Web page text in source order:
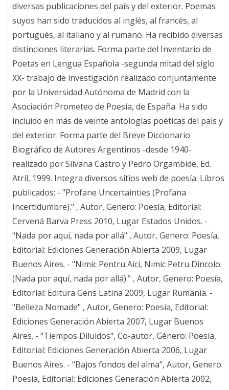
diversas publicaciones del país y del exterior. Poemas
suyos han sido traducidos al inglés, al francés, al
portugués, al italiano y al rumano. Ha recibido diversas
distinciones literarias. Forma parte del Inventario de
Poetas en Lengua Española -segunda mitad del siglo
XX- trabajo de investigación realizado conjuntamente
por la Universidad Autónoma de Madrid con la
Asociación Prometeo de Poesía, de España. Ha sido
incluido en más de veinte antologías poéticas del país y
del exterior. Forma parte del Breve Diccionario
Biográfico de Autores Argentinos -desde 1940-
realizado por Silvana Castro y Pedro Orgambide, Ed.
Atril, 1999. Integra diversos sitios web de poesía. Libros
publicados: - "Profane Uncertainties (Profana
Incertidumbre)." , Autor, Genero: Poesía, Editorial:
Cervená Barva Press 2010, Lugar Estados Unidos. -
"Nada por aquí, nada por allá" , Autor, Genero: Poesía,
Editorial: Ediciones Generación Abierta 2009, Lugar
Buenos Aires. - "Nimic Pentru Aici, Nimic Petru Dincolo.
(Nada por aquí, nada por allá)." , Autor, Genero: Poesía,
Editorial: Editura Gens Latina 2009, Lugar Rumania. -
"Belleza Nomade" , Autor, Genero: Poesía, Editorial:
Ediciones Generación Abierta 2007, Lugar Buenos
Aires. - "Tiempos Diluidos", Co-autor, Género: Poesía,
Editorial: Ediciones Generación Abierta 2006, Lugar
Buenos Aires. - "Bajos fondos del alma", Autor, Genero:
Poesía, Editorial: Ediciones Generación Abierta 2002,